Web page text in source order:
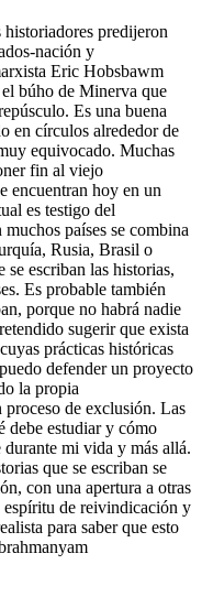
predijeron
nación y
Eric Hobsbawm
búho de Minerva que
Es una buena
en círculos alrededor de
equivocado. Muchas
fin al viejo
encuentran hoy en un
es testigo del
países se combina
Rusia, Brasil o
escriban las historias,
Es probable también
porque no habrá nadie
sugerir que exista
prácticas históricas
defender un proyecto
la propia
proceso de exclusión. Las
debe estudiar y cómo
durante mi vida y más allá.
que se escriban se
con una apertura a otras
de reivindicación y
para saber que esto